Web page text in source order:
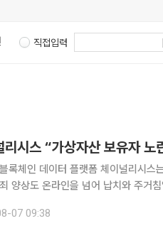
직접입력
리시스 “가상자산 보유자 노
록체인 데이터 플랫폼 체이널리시스
양상도 온라인을 넘어 납치와 주거
하는 이른바 ‘렌치 공격’이 늘고 있다
07 09:38